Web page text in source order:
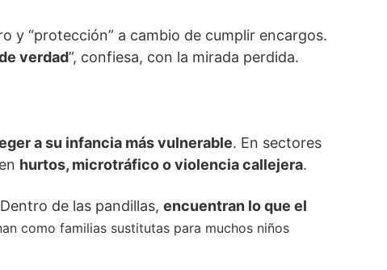
y “protección” a cambio de cumplir encargos.
verdad”, confiesa, con la mirada perdida.
a su infancia más vulnerable. En sectores
hurtos, microtráfico o violencia callejera.
de las pandillas, encuentran lo que el
como familias sustitutas para muchos niños